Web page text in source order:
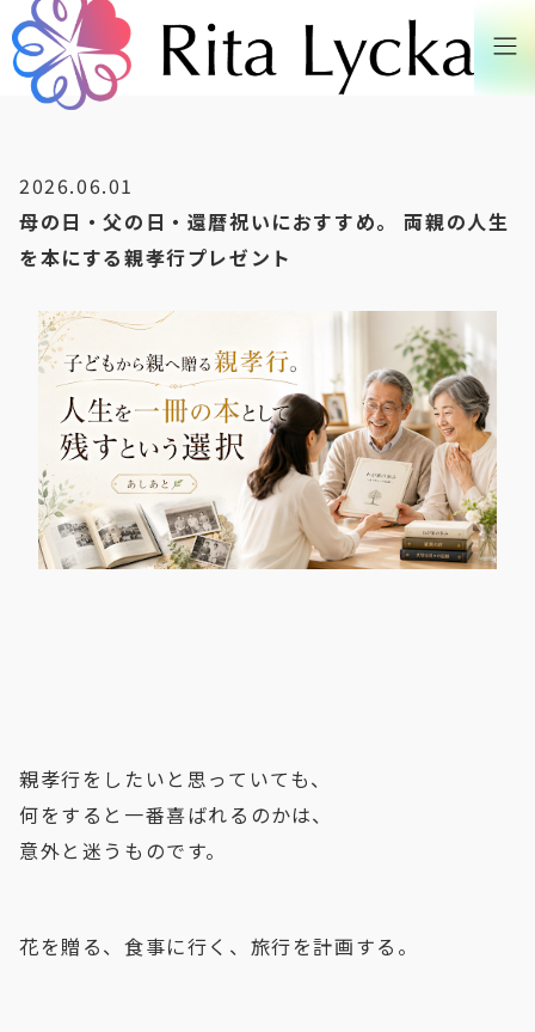
2026.06.01
母の日・父の日・還暦祝いにおすすめ。 両親の人生
を本にする親孝行プレゼント
親孝行をしたいと思っていても、
何をすると一番喜ばれるのかは、
意外と迷うものです。
花を贈る、食事に行く、旅行を計画する。